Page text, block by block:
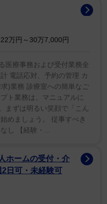
ト大通りを運転してい
トガラスを覆っていて、
。『運転すると、彼らが
？人々が車の上に乗って
になるの？』って考えて
転すべき、それともしな
合の法律は？』って考え
にこう警告している。
うしたら良いのかわから
万円～30万7,000円
医療事務および受付業務全
電話応対、予約の管理 カ
)業務 診療室への簡単なご
ト業務は、マニュアルに
まずは明るい笑顔で「こん
めましょう。 従事すべき
し 【経験・...
ホームの受付・介
日可・未経験可